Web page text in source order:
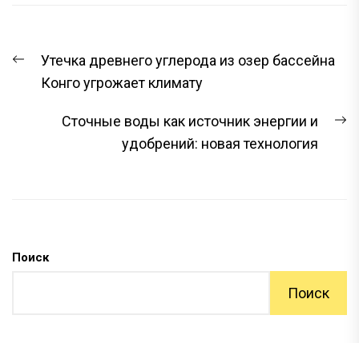
ПО
ЗАПИСЯМ
Предыдущая
запись:
Утечка древнего углерода из озер бассейна
Конго угрожает климату
Сточные воды как источник энергии и
удобрений: новая технология
Поиск
Поиск